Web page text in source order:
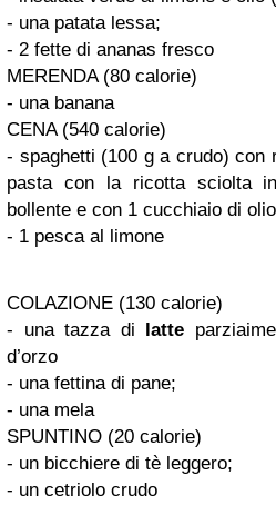
- una patata lessa;
- 2 fette di ananas fresco
MERENDA (80 calorie)
- una banana
CENA (540 calorie)
- spaghetti (100 g a crudo) con
pasta con la ricotta sciolta
bollente e con 1 cucchiaio di
- 1 pesca al limone
COLAZIONE (130 calorie)
- una tazza di latte
d’orzo
- una fettina di pane;
- una mela
SPUNTINO (20 calorie)
- un bicchiere di tè leggero;
- un cetriolo crudo